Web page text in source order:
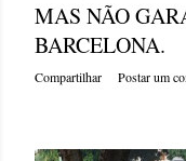
MAS NÃO
BARCELONA.
Compartilhar Postar um